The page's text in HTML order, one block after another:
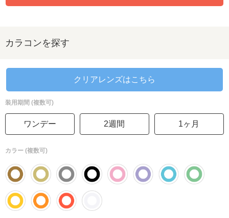
カラコンを探す
クリアレンズはこちら
装用期間 (複数可)
ワンデー 2週間 1ヶ月
カラー (複数可)